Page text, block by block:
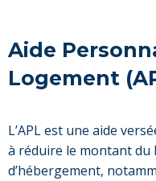
Aide
Logement
L’APL est une aide
à réduire le montant du
d’hébergement,